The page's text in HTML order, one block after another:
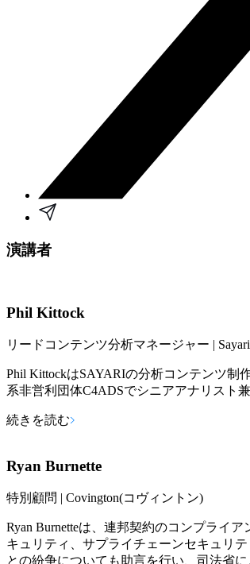
演講者
Phil Kittock
リードコンテンツ分析マネージャー | Sayari
Phil KittockはSAYARIの分析コンテンツ制
系非営利団体C4ADSでシニアアナリスト
続きを読む
Ryan Burnette
特別顧問 | Covington(コヴィントン)
Ryan Burnetteは、連邦契約のコンプライ
キュリティ、サプライチェーンセキュリ
との紛争についても助言を行い、司法省